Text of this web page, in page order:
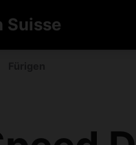
Suisse